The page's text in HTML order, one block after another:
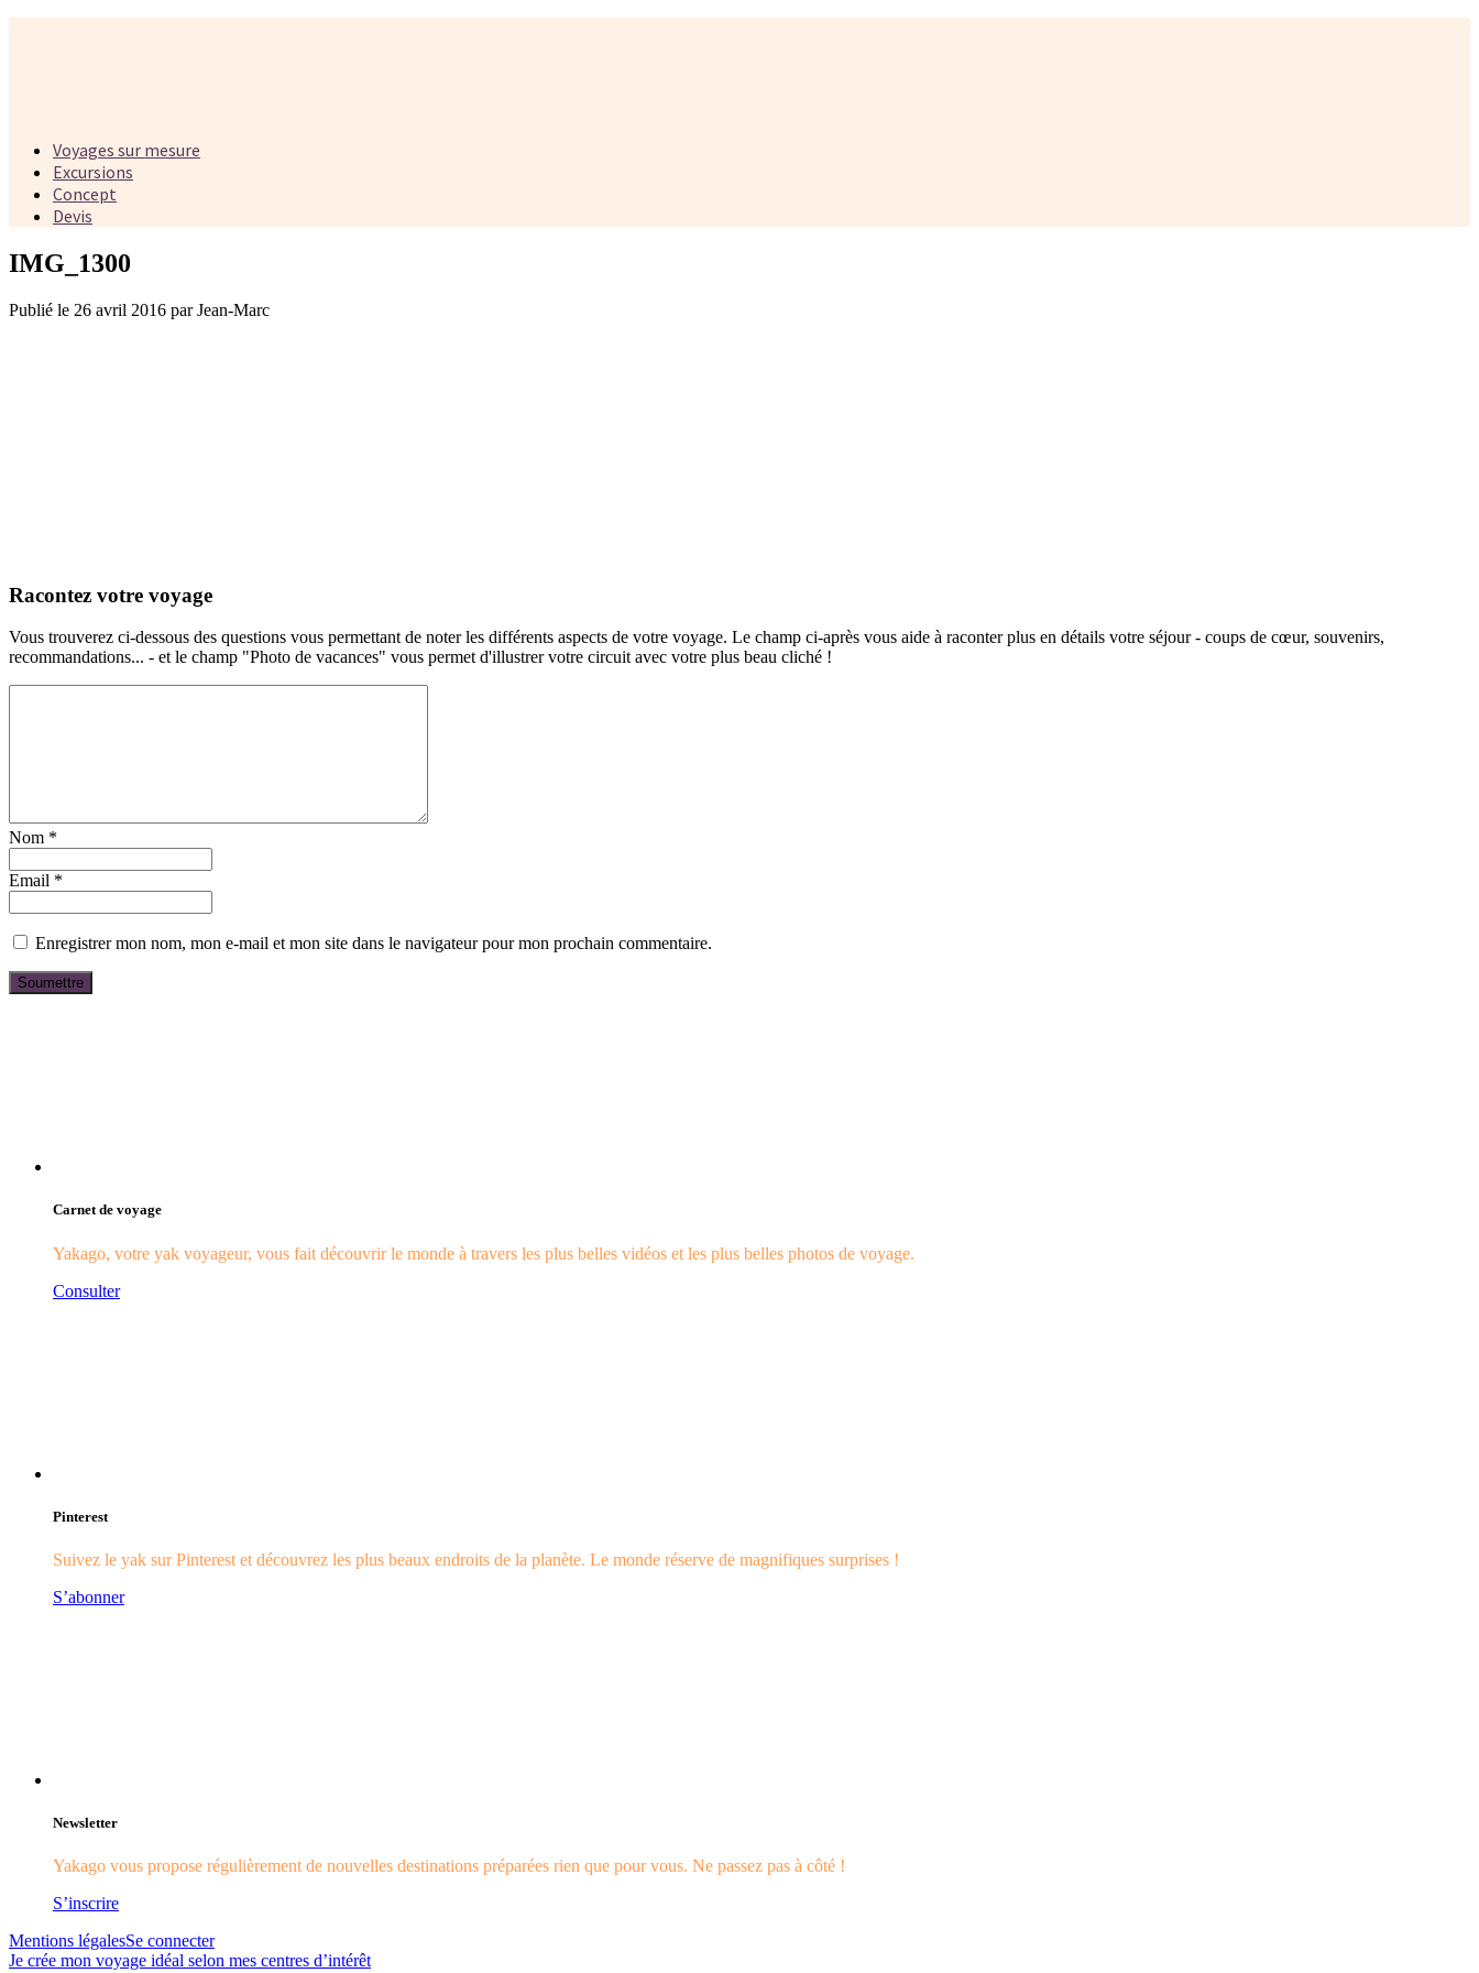
Voyages sur mesure
Excursions
Concept
Devis
IMG_1300
Publié le 26 avril 2016 par Jean-Marc
Racontez votre voyage
Vous trouverez ci-dessous des questions vous permettant de noter les différents aspects de votre voyage. Le champ ci-après vous aide à raconter plus en détails votre séjour - coups de cœur, souvenirs,
recommandations... - et le champ "Photo de vacances" vous permet d'illustrer votre circuit avec votre plus beau cliché !
Nom *
Email *
Enregistrer mon nom, mon e-mail et mon site dans le navigateur pour mon prochain commentaire.
Carnet de voyage
Yakago, votre yak voyageur, vous fait découvrir le monde à travers les plus belles vidéos et les plus belles photos de voyage.
Consulter
Pinterest
Suivez le yak sur Pinterest et découvrez les plus beaux endroits de la planète. Le monde réserve de magnifiques surprises !
S’abonner
Newsletter
Yakago vous propose régulièrement de nouvelles destinations préparées rien que pour vous. Ne passez pas à côté !
S’inscrire
Mentions légalesSe connecter
Je crée mon voyage idéal selon mes centres d’intérêt